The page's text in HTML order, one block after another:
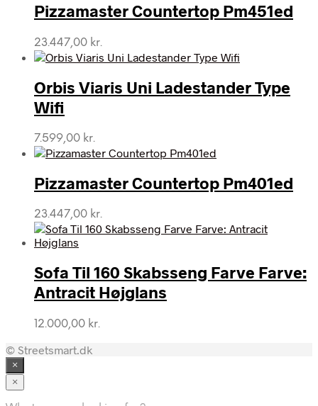
Pizzamaster Countertop Pm451ed
23.447,00 kr.
Orbis Viaris Uni Ladestander Type
Wifi
7.599,00 kr.
Pizzamaster Countertop Pm401ed
23.447,00 kr.
Sofa Til 160 Skabsseng Farve Farve:
Antracit Højglans
12.000,00 kr.
© Streetsmart.dk
×
×